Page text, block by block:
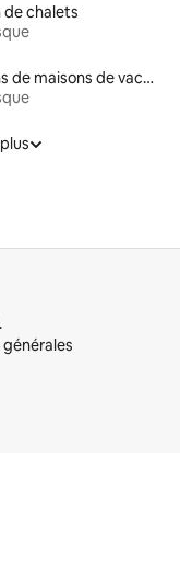
de chalets
Locations de maisons de vacances